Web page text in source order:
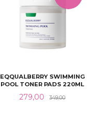
EQQUALBERRY SWIMMING
POOL TONER PADS 220ML
Tilbud
279,00 349,00Rabatt